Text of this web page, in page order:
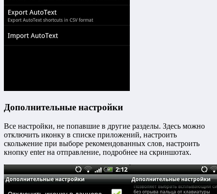
Дополнительные настройки
Все настройки, не попавшие в другие разделы. Здесь можно
отключить иконку в списке приложений, настроить
скольжение при выборе рекомендованных слов, настроить
кнопку enter на отправление, подробнее на скриншотах.